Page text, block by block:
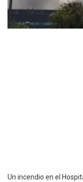
Un incendio en el